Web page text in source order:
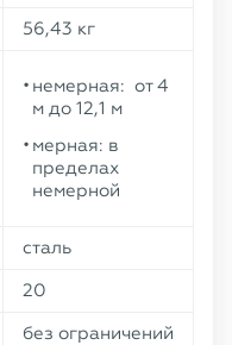
56,43 кг
немерная: от 4
м до 12,1 м
мерная: в
пределах
немерной
сталь
20
без ограничений